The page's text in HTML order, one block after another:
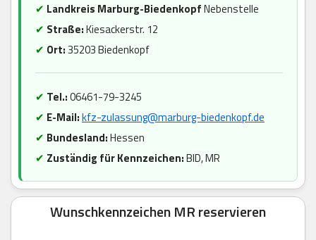
✔ Landkreis Marburg-BiedenkopfNebenstelle
✔ Straße:Kiesackerstr. 12
✔ Ort:35203 Biedenkopf
✔ Tel.:06461-79-3245
✔ E-Mail:kfz-zulassung@marburg-biedenkopf.de
✔ Bundesland:Hessen
✔ Zuständig für Kennzeichen:BID, MR
Wunschkennzeichen MR reservieren